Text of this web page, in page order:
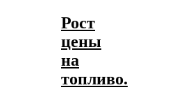
Рост
цены
на
топливо.